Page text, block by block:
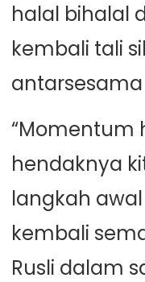
halal bihalal
kembali tali
“Momentum
hendaknya
langkah
kembali
Rusli dalam